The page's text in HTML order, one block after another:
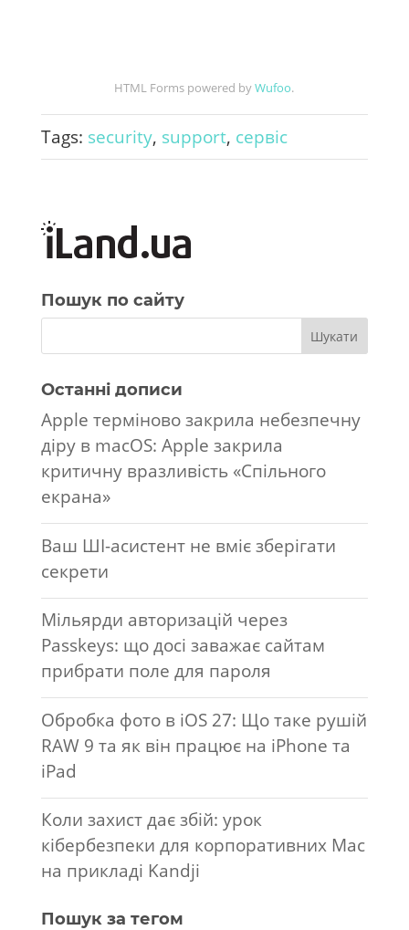
HTML Forms powered byWufoo.
Tags: security, support, сервіс
Пошук по сайту
Останні дописи
Apple терміново закрила небезпечну
діру в macOS: Apple закрила
критичну вразливість «Спільного
екрана»
Ваш ШІ-асистент не вміє зберігати
секрети
Мільярди авторизацій через
Passkeys: що досі заважає сайтам
прибрати поле для пароля
Обробка фото в iOS 27: Що таке рушій
RAW 9 та як він працює на iPhone та
iPad
Коли захист дає збій: урок
кібербезпеки для корпоративних Mac
на прикладі Kandji
Пошук за тегом